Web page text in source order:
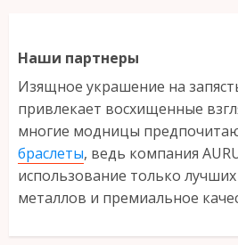
Наши партнеры
Изящное украшение на
привлекает восхищенные
многие модницы
браслеты, ведь компания
использование только
металлов и премиальное